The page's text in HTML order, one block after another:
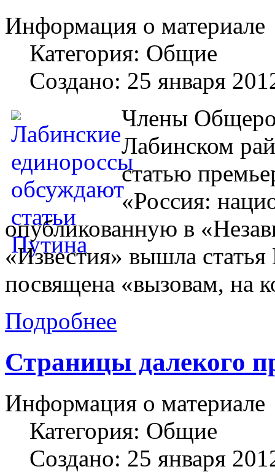
Информация о материале
Категория: Общие
Создано: 25 января
Члены
Лабинском
статью
«Россия:
опубликованную в
«Известия» вышла
посвящена «вызовам, на
Подробнее
Страницы далекого
Информация о материале
Категория: Общие
Создано: 25 января